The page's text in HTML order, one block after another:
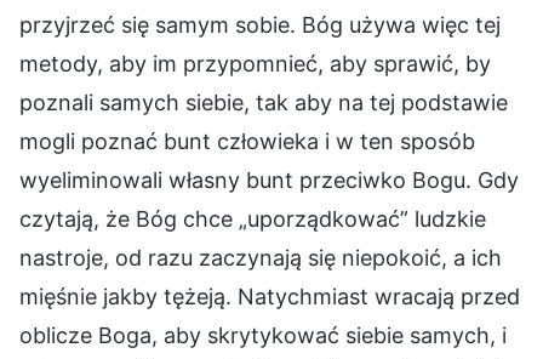
przyjrzeć się samym sobie. Bóg używa więc tej
metody, aby im przypomnieć, aby sprawić, by
poznali samych siebie, tak aby na tej podstawie
mogli poznać bunt człowieka i w ten sposób
wyeliminowali własny bunt przeciwko Bogu. Gdy
czytają, że Bóg chce „uporządkować” ludzkie
nastroje, od razu zaczynają się niepokoić, a ich
mięśnie jakby tężeją. Natychmiast wracają przed
oblicze Boga, aby skrytykować siebie samych, i